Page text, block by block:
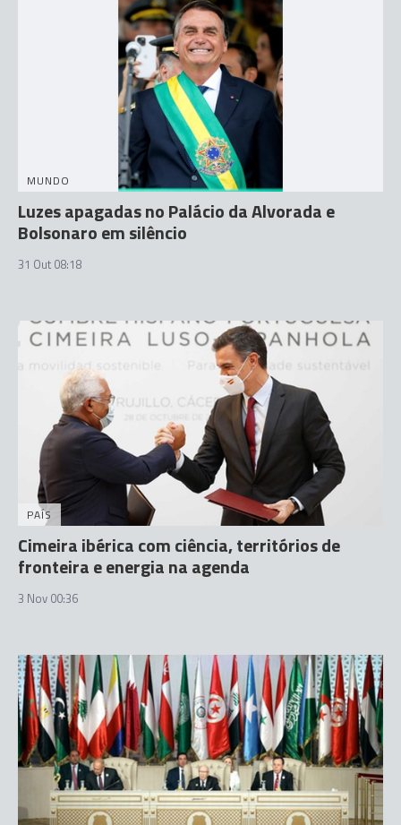
MUNDO
Luzes apagadas no Palácio da Alvorada e
Bolsonaro em silêncio
31 Out 08:18
PAÍS
Cimeira ibérica com ciência, territórios de
fronteira e energia na agenda
3 Nov 00:36